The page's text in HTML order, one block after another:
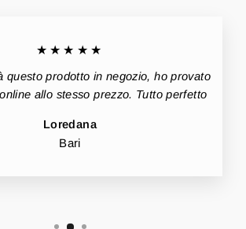
★★★★★
questo prodotto in negozio, ho provato
allo stesso prezzo. Tutto perfetto
Loredana
Bari